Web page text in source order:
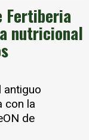
Fertiberia
nutricional
antiguo
con la
de